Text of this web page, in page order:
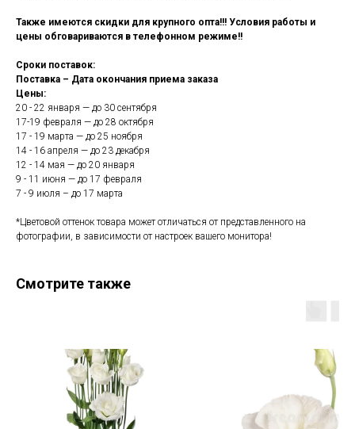
Также имеются скидки для крупного опта!!! Условия работы и
цены обговариваются в телефонном режиме!!
Сроки поставок:
Поставка – Дата окончания приема заказа
Цены:
20 - 22 января — до 30 сентября
17-19 февраля — до 28 октября
17 - 19 марта — до 25 ноября
14 - 16 апреля — до 23 декабря
12 - 14 мая — до 20 января
9 - 11 июня — до 17 февраля
7 - 9 июля – до 17 марта
*Цветовой оттенок товара может отличаться от представленного на
фотографии, в зависимости от настроек вашего монитора!
Смотрите также